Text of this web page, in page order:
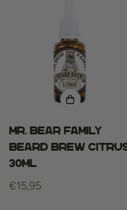
Mr. Bear Family
Beard Brew
30ml
Normale
€15,95